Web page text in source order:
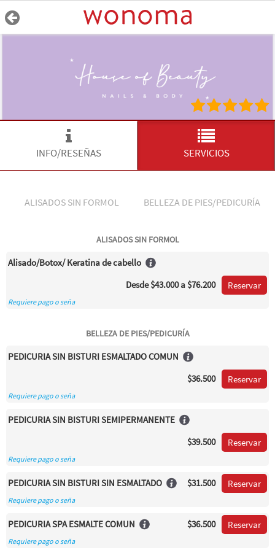
INFO/RESEÑAS SERVICIOS
ALISADOS SIN FORMOL BELLEZA DE PIES/PEDICURÍA
ALISADOS SIN FORMOL
Alisado/Botox/ Keratina de cabello
Desde$43.000a $76.200 Reservar
Requiere pago o seña
BELLEZA DE PIES/PEDICURÍA
PEDICURIA SIN BISTURI ESMALTADO COMUN
$36.500
Reservar
Requiere pago o seña
PEDICURIA SIN BISTURI SEMIPERMANENTE
$39.500
Reservar
Requiere pago o seña
PEDICURIA SIN BISTURI SIN ESMALTADO $31.500 Reservar
Requiere pago o seña
PEDICURIA SPA ESMALTE COMUN $36.500 Reservar
Requiere pago o seña